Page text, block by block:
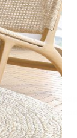
do fotela.
się wysoką
czystości,